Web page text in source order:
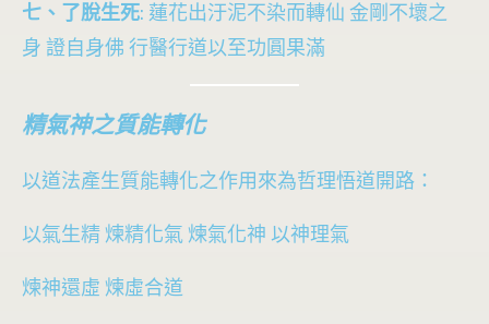
七、了脫生死: 蓮花出汙泥不染而轉仙 金剛不壞之
身 證自身佛 行醫行道以至功圓果滿
精氣神之質能轉化
以道法產生質能轉化之作用來為哲理悟道開路：
以氣生精 煉精化氣 煉氣化神 以神理氣
煉神還虛 煉虛合道